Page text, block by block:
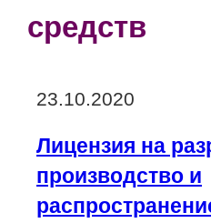
средств
Опубликовано
23.10.2020
Лицензия на
производство и